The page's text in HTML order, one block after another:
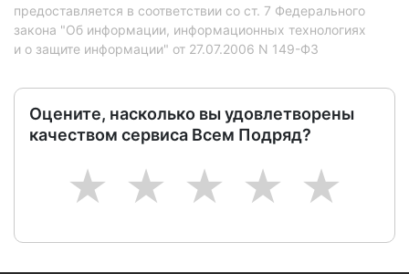
предоставляется в соответствии со ст. 7 Федерального
закона "Об информации, информационных технологиях
и о защите информации" от 27.07.2006 N 149-ФЗ
Оцените, насколько вы удовлетворены
качеством сервиса Всем Подряд?
5
4
3
2
1